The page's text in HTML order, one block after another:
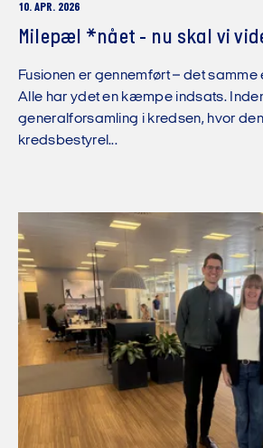
10. APR. 2026
Milepæl *nået - nu skal vi
Fusionen er gennemført – det samme
Alle har ydet en kæmpe indsats.
generalforsamling i kredsen, hvor
kredsbestyrel...